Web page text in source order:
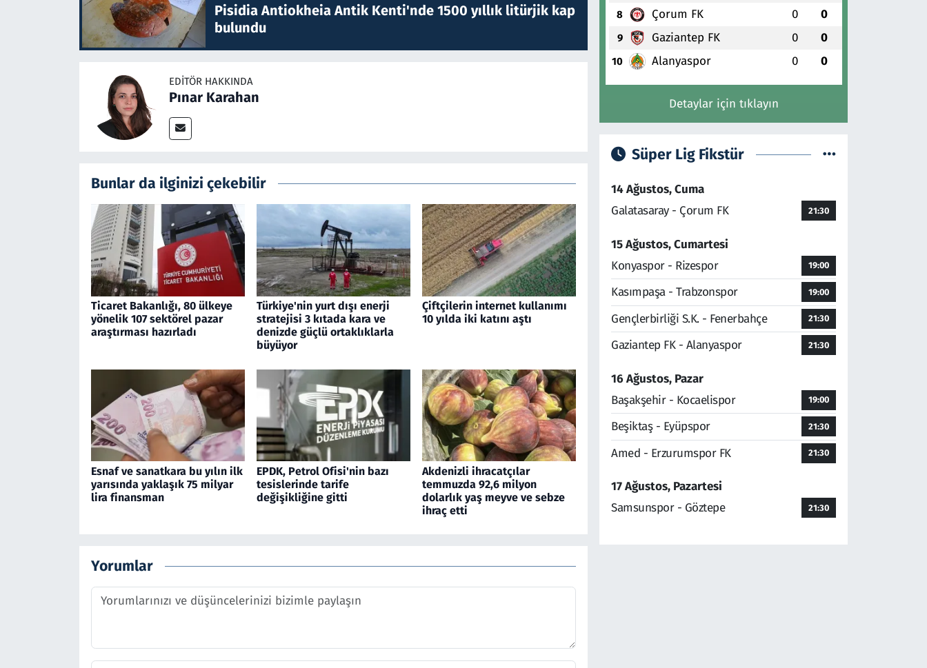
Pisidia Antiokheia Antik Kenti'nde 1500 yıllık litürjik kap
bulundu
EDITÖR HAKKINDA
Pınar Karahan
Bunlar da ilginizi çekebilir
Ticaret Bakanlığı, 80 ülkeye
yönelik 107 sektörel pazar
araştırması hazırladı
Türkiye'nin yurt dışı enerji
stratejisi 3 kıtada kara ve
denizde güçlü ortaklıklarla
büyüyor
Çiftçilerin internet kullanımı
10 yılda iki katını aştı
Esnaf ve sanatkara bu yılın ilk
yarısında yaklaşık 75 milyar
lira finansman
EPDK, Petrol Ofisi'nin bazı
tesislerinde tarife
değişikliğine gitti
Akdenizli ihracatçılar
temmuzda 92,6 milyon
dolarlık yaş meyve ve sebze
ihraç etti
Yorumlar
8 Çorum FK 0 0
9 Gaziantep FK 0 0
10 Alanyaspor 0 0
Detaylar için tıklayın
Süper Lig Fikstür
14 Ağustos, Cuma
Galatasaray - Çorum FK
21:30
15 Ağustos, Cumartesi
Konyaspor - Rizespor
19:00
Kasımpaşa - Trabzonspor 19:00
Gençlerbirliği S.K. - Fenerbahçe 21:30
Gaziantep FK - Alanyaspor 21:30
16 Ağustos, Pazar
Başakşehir - Kocaelispor
19:00
Beşiktaş - Eyüpspor 21:30
Amed - Erzurumspor FK 21:30
17 Ağustos, Pazartesi
Samsunspor - Göztepe
21:30